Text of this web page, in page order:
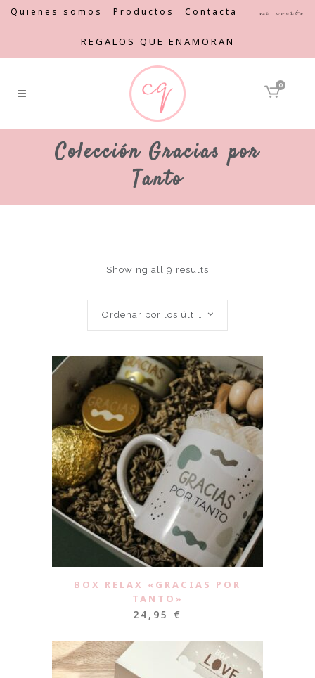
Quienes somos Productos Contacta Mi cuenta
REGALOS QUE ENAMORAN
0
Colección Gracias por
Tanto
Showing all 9 results
Ordenar por los últimos
BOX RELAX «GRACIAS POR
TANTO»
24,95 €